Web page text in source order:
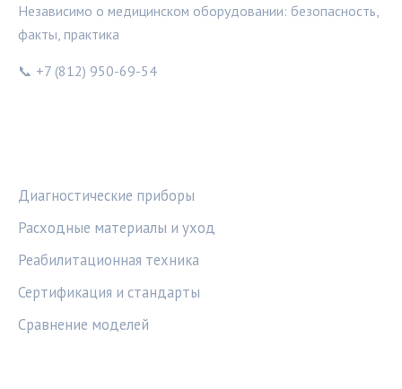
Независимо о медицинском оборудовании: безопасность,
факты, практика
📞 +7 (812) 950-69-54
Диагностические приборы
Расходные материалы и уход
Реабилитационная техника
Сертификация и стандарты
Сравнение моделей